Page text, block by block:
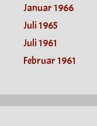
Januar 1966
Juli 1965
Juli 1961
Februar 1961